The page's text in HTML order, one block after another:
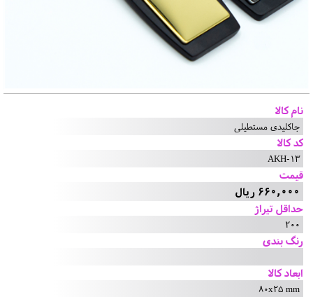
نام کالا
جاکلیدی مستطیلی
کد کالا
AKH-13
قیمت
660,000 ریال
حداقل تیراژ
200
رنگ بندی
ابعاد کالا
80x25 mm